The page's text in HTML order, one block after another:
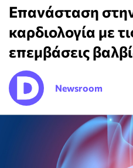
Επανάσταση
καρδιολογία με
επεμβάσεις
Newsroom